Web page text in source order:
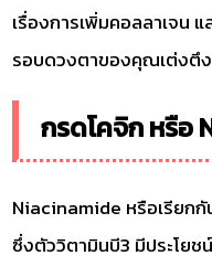
เรื่องการเพิ่มคอลลาเจน
รอบดวงตาของคุณเต่งตึ
กรดโคจิก หรือ
Niacinamide หรือเรียก
ซึ่งตัววิตามินบี3 มีประโย